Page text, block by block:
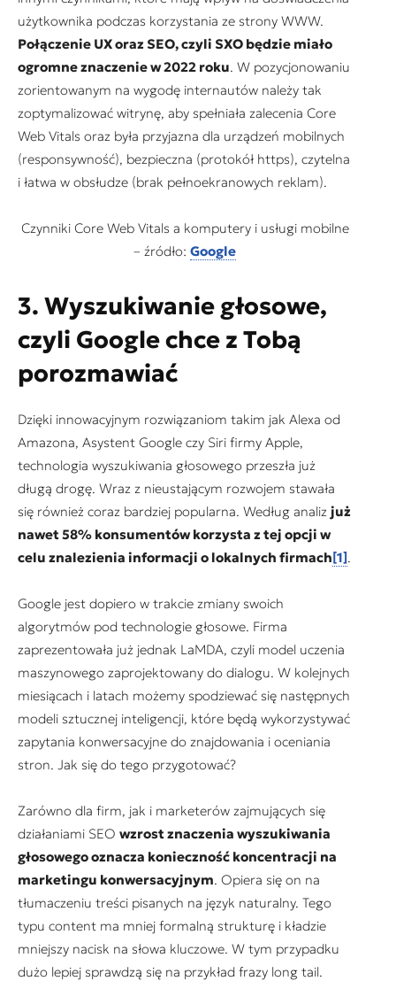
użytkownika podczas korzystania ze strony WWW.
Połączenie UX oraz SEO, czyli SXO będzie miało
ogromne znaczenie w 2022 roku. W pozycjonowaniu
zorientowanym na wygodę internautów należy tak
zoptymalizować witrynę, aby spełniała zalecenia Core
Web Vitals oraz była przyjazna dla urządzeń mobilnych
(responsywność), bezpieczna (protokół https), czytelna
i łatwa w obsłudze (brak pełnoekranowych reklam).
Czynniki Core Web Vitals a komputery i usługi mobilne
– źródło: Google
3. Wyszukiwanie głosowe,
czyli Google chce z Tobą
porozmawiać
Dzięki innowacyjnym rozwiązaniom takim jak Alexa od
Amazona, Asystent Google czy Siri firmy Apple,
technologia wyszukiwania głosowego przeszła już
długą drogę. Wraz z nieustającym rozwojem stawała
się również coraz bardziej popularna. Według analiz już
nawet 58% konsumentów korzysta z tej opcji w
celu znalezienia informacji o lokalnych firmach[1].
Google jest dopiero w trakcie zmiany swoich
algorytmów pod technologie głosowe. Firma
zaprezentowała już jednak LaMDA, czyli model uczenia
maszynowego zaprojektowany do dialogu. W kolejnych
miesiącach i latach możemy spodziewać się następnych
modeli sztucznej inteligencji, które będą wykorzystywać
zapytania konwersacyjne do znajdowania i oceniania
stron. Jak się do tego przygotować?
Zarówno dla firm, jak i marketerów zajmujących się
działaniami SEO wzrost znaczenia wyszukiwania
głosowego oznacza konieczność koncentracji na
marketingu konwersacyjnym. Opiera się on na
tłumaczeniu treści pisanych na język naturalny. Tego
typu content ma mniej formalną strukturę i kładzie
mniejszy nacisk na słowa kluczowe. W tym przypadku
dużo lepiej sprawdzą się na przykład frazy long tail.